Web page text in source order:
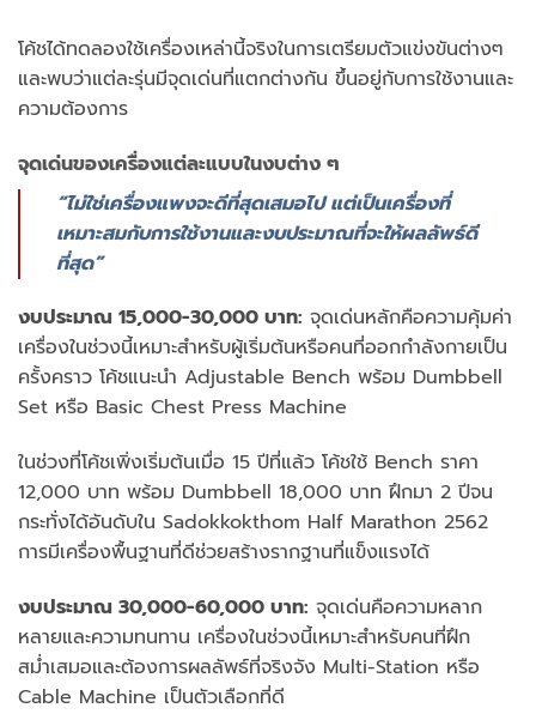
โค้ชได้ทดลองใช้เครื่องเหล่านี้จริงในการเตรียมตัวแข่งขันต่างๆ
และพบว่าแต่ละรุ่นมีจุดเด่นที่แตกต่างกัน ขึ้นอยู่กับการใช้งานและ
ความต้องการ
จุดเด่นของเครื่องแต่ละแบบในงบต่าง ๆ
“ไม่ใช่เครื่องแพงจะดีที่สุดเสมอไป แต่เป็นเครื่องที่
เหมาะสมกับการใช้งานและงบประมาณที่จะให้ผลลัพธ์ดี
ที่สุด”
งบประมาณ 15,000-30,000 บาท: จุดเด่นหลักคือความคุ้มค่า
เครื่องในช่วงนี้เหมาะสำหรับผู้เริ่มต้นหรือคนที่ออกกำลังกายเป็น
ครั้งคราว โค้ชแนะนำ Adjustable Bench พร้อม Dumbbell
Set หรือ Basic Chest Press Machine
ในช่วงที่โค้ชเพิ่งเริ่มต้นเมื่อ 15 ปีที่แล้ว โค้ชใช้ Bench ราคา
12,000 บาท พร้อม Dumbbell 18,000 บาท ฝึกมา 2 ปีจน
กระทั่งได้อันดับใน Sadokkokthom Half Marathon 2562
การมีเครื่องพื้นฐานที่ดีช่วยสร้างรากฐานที่แข็งแรงได้
งบประมาณ 30,000-60,000 บาท: จุดเด่นคือความหลาก
หลายและความทนทาน เครื่องในช่วงนี้เหมาะสำหรับคนที่ฝึก
สม่ำเสมอและต้องการผลลัพธ์ที่จริงจัง Multi-Station หรือ
Cable Machine เป็นตัวเลือกที่ดี